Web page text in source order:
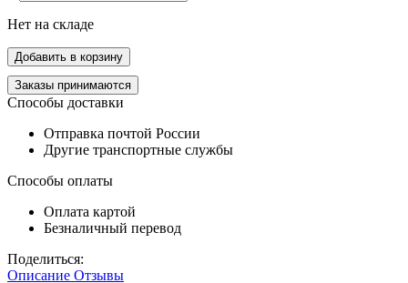
Нет на складе
Добавить в корзину
Заказы принимаются
Способы доставки
Отправка почтой России
Другие транспортные службы
Способы оплаты
Оплата картой
Безналичный перевод
Поделиться:
Описание Отзывы